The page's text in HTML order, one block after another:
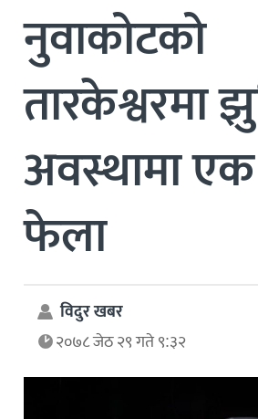
नुवाकोटको
तारकेश्वरमा
अवस्थामा
फेला
विदुर खबर
२०७८ जेठ २९ गते ९:३२